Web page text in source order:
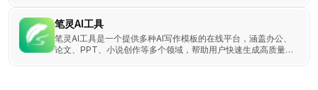
笔灵AI工具
笔灵AI工具是一个提供多种AI写作模板的在线平台，涵盖办公、
论文、PPT、小说创作等多个领域，帮助用户快速生成高质量的